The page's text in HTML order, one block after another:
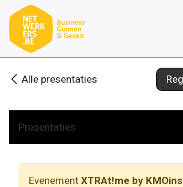
Overslaan naar inhoud
Alle presentaties
Presentaties
Evenement XTRAt!me by